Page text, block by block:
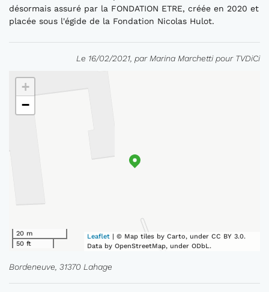
désormais assuré par la FONDATION ETRE, créée en 2020 et
placée sous l'égide de la Fondation Nicolas Hulot.
Le 16/02/2021, par Marina Marchetti pour TVDiCi
+
−
20 m
50 ft
Leaflet | © Map tiles by Carto, under CC BY 3.0.
Data by OpenStreetMap, under ODbL.
Bordeneuve, 31370 Lahage